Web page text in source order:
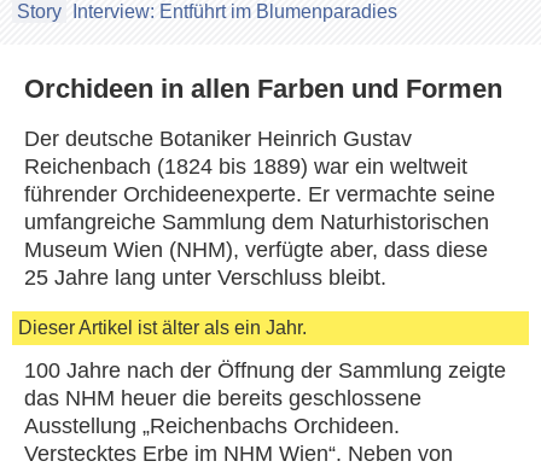
Interview: Entführt im Blumenparadies
Orchideen in allen Farben und Formen
Der deutsche Botaniker Heinrich Gustav
Reichenbach (1824 bis 1889) war ein weltweit
führender Orchideenexperte. Er vermachte seine
umfangreiche Sammlung dem Naturhistorischen
Museum Wien (NHM), verfügte aber, dass diese
25 Jahre lang unter Verschluss bleibt.
Dieser Artikel ist älter als ein Jahr.
100 Jahre nach der Öffnung der Sammlung zeigte
das NHM heuer die bereits geschlossene
Ausstellung „Reichenbachs Orchideen.
Verstecktes Erbe im NHM Wien“. Neben von